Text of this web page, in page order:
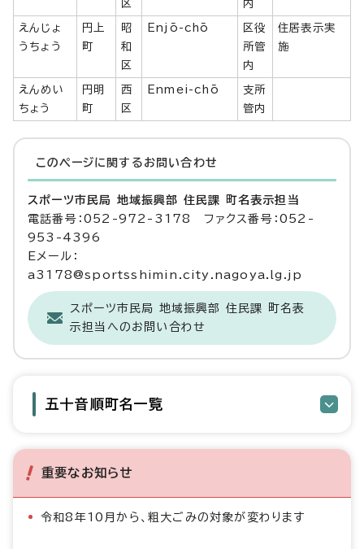
区 内
えんじょ
うちょう
円上
町
昭
和
区
Enjō-chō
区役
所管
内
住居表示実
施
えんめい
ちょう
円明
町
西
区
Enmei-chō
支所
管内
このページに関する お問い合わせ
スポーツ市民局 地域振興部 住民課 町名表示担当
電話番号：052-972-3178 ファクス番号：052-
953-4396
Eメール：
a3178@sportsshimin.city.nagoya.lg.jp
スポーツ市民局 地域振興部 住民課 町名表
示担当へのお問い合わせ
五十音順町名一覧
重要なお知らせ
令和8年10月から、粗大ごみの対象が変わります